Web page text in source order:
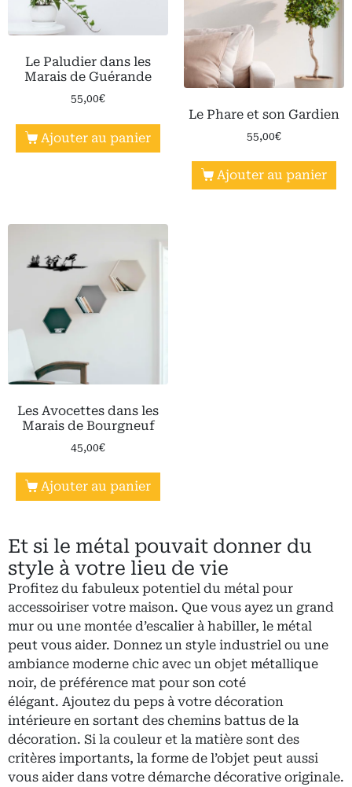
Le Paludier dans les
Marais de Guérande
55,00€
Ajouter au panier
Le Phare et son Gardien
55,00€
Ajouter au panier
Les Avocettes dans les
Marais de Bourgneuf
45,00€
Ajouter au panier
Et si le métal pouvait donner du
style à votre lieu de vie
Profitez du fabuleux potentiel du métal pour
accessoiriser votre maison. Que vous ayez un grand
mur ou une montée d’escalier à habiller, le métal
peut vous aider. Donnez un style industriel ou une
ambiance moderne chic avec un objet métallique
noir, de préférence mat pour son coté
élégant. Ajoutez du peps à votre décoration
intérieure en sortant des chemins battus de la
décoration. Si la couleur et la matière sont des
critères importants, la forme de l’objet peut aussi
vous aider dans votre démarche décorative originale.